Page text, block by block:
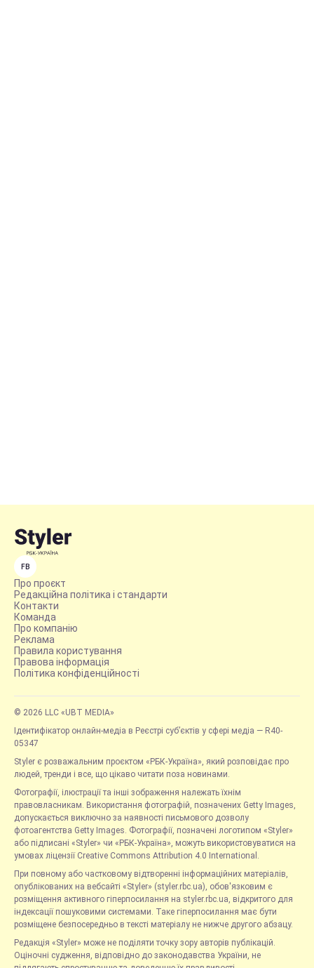
FB
Про проєкт
Редакційна політика і стандарти
Контакти
Команда
Про компанію
Реклама
Правила користування
Правова інформація
Політика конфіденційності
© 2026 LLC «UBT MEDIA»
Ідентифікатор онлайн-медіа в Реєстрі суб’єктів у сфері медіа — R40-
05347
Styler є розважальним проєктом «РБК-Україна», який розповідає про
людей, тренди і все, що цікаво читати поза новинами.
Фотографії, ілюстрації та інші зображення належать їхнім
правовласникам. Використання фотографій, позначених Getty Images,
допускається виключно за наявності письмового дозволу
фотоагентства Getty Images. Фотографії, позначені логотипом «Styler»
або підписані «Styler» чи «РБК-Україна», можуть використовуватися на
умовах ліцензії Creative Commons Attribution 4.0 International.
При повному або частковому відтворенні інформаційних матеріалів,
опублікованих на вебсайті «Styler» (styler.rbc.ua), обов'язковим є
розміщення активного гіперпосилання на styler.rbc.ua, відкритого для
індексації пошуковими системами. Таке гіперпосилання має бути
розміщене безпосередньо в тексті матеріалу не нижче другого абзацу.
Редакція «Styler» може не поділяти точку зору авторів публікацій.
Оціночні судження, відповідно до законодавства України, не